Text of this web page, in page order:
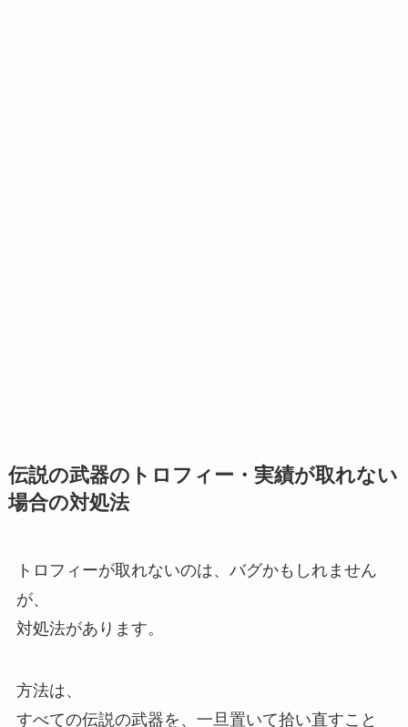
伝説の武器のトロフィー・実績が取れない
場合の対処法
トロフィーが取れないのは、バグかもしれません
が、
対処法があります。
方法は、
すべての伝説の武器を、一旦置いて拾い直すこと